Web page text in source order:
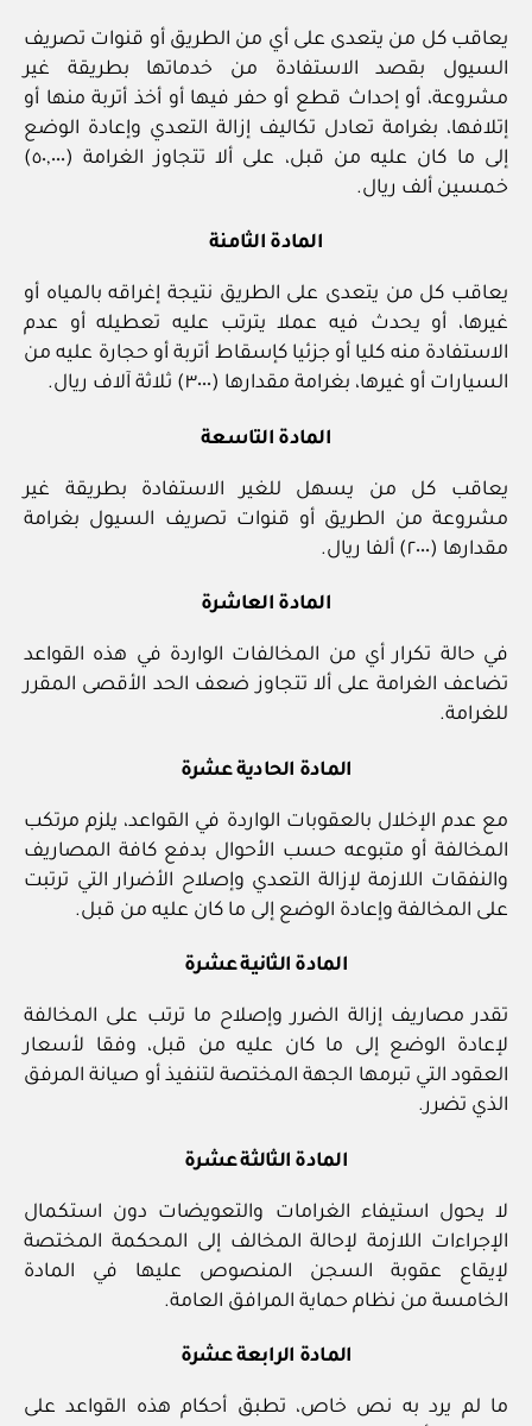
يعاقب كل من يتعدى على أي من الطريق أو قنوات تصريف
السيول بقصد الاستفادة من خدماتها بطريقة غير
مشروعة، أو إحداث قطع أو حفر فيها أو أخذ أتربة منها أو
إتلافها، بغرامة تعادل تكاليف إزالة التعدي وإعادة الوضع
إلى ما كان عليه من قبل، على ألا تتجاوز الغرامة (٥٠,٠٠٠)
خمسين ألف ريال.
المادة الثامنة
يعاقب كل من يتعدى على الطريق نتيجة إغراقه بالمياه أو
غيرها، أو يحدث فيه عملا يترتب عليه تعطيله أو عدم
الاستفادة منه كليا أو جزئيا كإسقاط أتربة أو حجارة عليه من
السيارات أو غيرها، بغرامة مقدارها (٣٠٠٠) ثلاثة آلاف ريال.
المادة التاسعة
يعاقب كل من يسهل للغير الاستفادة بطريقة غير
مشروعة من الطريق أو قنوات تصريف السيول بغرامة
مقدارها (٢٠٠٠) ألفا ريال.
المادة العاشرة
في حالة تكرار أي من المخالفات الواردة في هذه القواعد
تضاعف الغرامة على ألا تتجاوز ضعف الحد الأقصى المقرر
للغرامة.
المادة الحادية عشرة
مع عدم الإخلال بالعقوبات الواردة في القواعد، يلزم مرتكب
المخالفة أو متبوعه حسب الأحوال بدفع كافة المصاريف
والنفقات اللازمة لإزالة التعدي وإصلاح الأضرار التي ترتبت
على المخالفة وإعادة الوضع إلى ما كان عليه من قبل.
المادة الثانية عشرة
تقدر مصاريف إزالة الضرر وإصلاح ما ترتب على المخالفة
لإعادة الوضع إلى ما كان عليه من قبل، وفقا لأسعار
العقود التي تبرمها الجهة المختصة لتنفيذ أو صيانة المرفق
الذي تضرر.
المادة الثالثة عشرة
لا يحول استيفاء الغرامات والتعويضات دون استكمال
الإجراءات اللازمة لإحالة المخالف إلى المحكمة المختصة
لإيقاع عقوبة السجن المنصوص عليها في المادة
الخامسة من نظام حماية المرافق العامة.
المادة الرابعة عشرة
ما لم يرد به نص خاص، تطبق أحكام هذه القواعد على